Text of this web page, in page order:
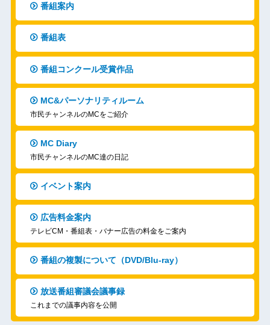
番組案内
番組表
番組コンクール受賞作品
MC&パーソナリティルーム
市民チャンネルのMCをご紹介
MC Diary
市民チャンネルのMC達の日記
イベント案内
広告料金案内
テレビCM・番組表・バナー広告の料金をご案内
番組の複製について（DVD/Blu-ray）
放送番組審議会議事録
これまでの議事内容を公開